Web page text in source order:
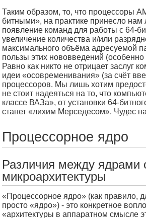
Таким образом, то, что процессоры
битными», на практике принесло
появление команд для работы с 64-
увеличение количества и/или
максимального объёма адресуемой
пользы этих нововведений (особенно
Равно как никто не отрицает заслуг
идеи «осовременивания» (за счёт
процессоров. Мы лишь хотим
не стоит надеяться на то, что
классе ВАЗа», от установки 64-
станет «лихим Мерседесом». Чудес
Процессорное ядро
Различия между ядрами
микроархитектуры
«Процессорное ядро» (как правило,
просто «ядро») - это конкретное
«архитектуры в аппаратном смысле